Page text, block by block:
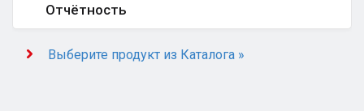
Отчётность
Выберите продукт из Каталога »